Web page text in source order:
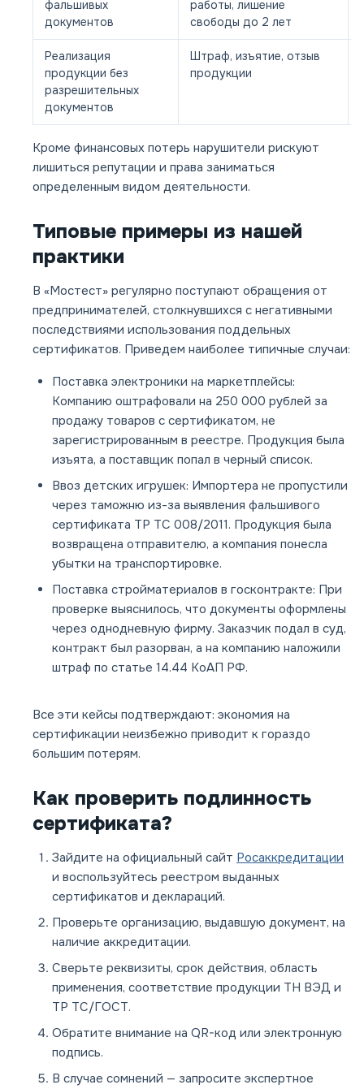
фальшивых
документов
работы, лишение
свободы до 2 лет
Реализация
продукции без
разрешительных
документов
Штраф, изъятие, отзыв
продукции
Кроме финансовых потерь нарушители рискуют
лишиться репутации и права заниматься
определенным видом деятельности.
Типовые примеры из нашей
практики
В «Мостест» регулярно поступают обращения от
предпринимателей, столкнувшихся с негативными
последствиями использования поддельных
сертификатов. Приведем наиболее типичные случаи:
Поставка электроники на маркетплейсы:
Компанию оштрафовали на 250 000 рублей за
продажу товаров с сертификатом, не
зарегистрированным в реестре. Продукция была
изъята, а поставщик попал в черный список.
Ввоз детских игрушек: Импортера не пропустили
через таможню из-за выявления фальшивого
сертификата ТР ТС 008/2011. Продукция была
возвращена отправителю, а компания понесла
убытки на транспортировке.
Поставка стройматериалов в госконтракте: При
проверке выяснилось, что документы оформлены
через однодневную фирму. Заказчик подал в суд,
контракт был разорван, а на компанию наложили
штраф по статье 14.44 КоАП РФ.
Все эти кейсы подтверждают: экономия на
сертификации неизбежно приводит к гораздо
большим потерям.
Как проверить подлинность
сертификата?
Зайдите на официальный сайт Росаккредитации
и воспользуйтесь реестром выданных
сертификатов и деклараций.
Проверьте организацию, выдавшую документ, на
наличие аккредитации.
Сверьте реквизиты, срок действия, область
применения, соответствие продукции ТН ВЭД и
ТР ТС/ГОСТ.
Обратите внимание на QR-код или электронную
подпись.
В случае сомнений — запросите экспертное